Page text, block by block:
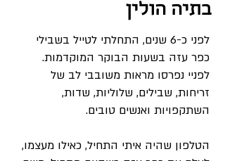
בתיה הולין
לפני כ-6 שנים, התחלתי לטייל בשבילי
כפר עזה בשעות הבוקר המוקדמות.
לפניי נפרסו מראות משובבי לב של
זריחות, שבילים, שלוליות, שדות,
השתקפויות ואנשים טובים.
הטלפון שהיה איתי התחיל, כאילו מעצמו,